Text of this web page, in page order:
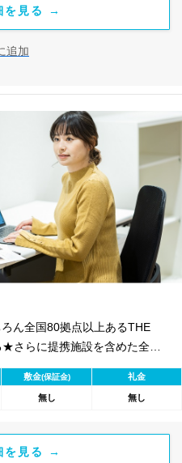
を見る →
追加
ん全国80拠点以上あるTHE
★さらに提携施設を含めた全
★
敷金(保証金) 礼金
無し 無し
を見る →